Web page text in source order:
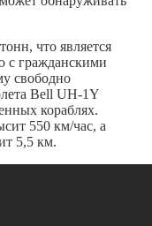
что является
с гражданскими
свободно
Bell UH-1Y
кораблях.
550 км/час, а
5,5 км.